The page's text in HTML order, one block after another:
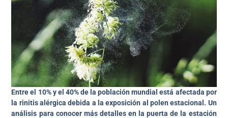
Entre el 10% y el 40% de la población mundial está afectada por
la rinitis alérgica debida a la exposición al polen estacional. Un
análisis para conocer más detalles en la puerta de la estación